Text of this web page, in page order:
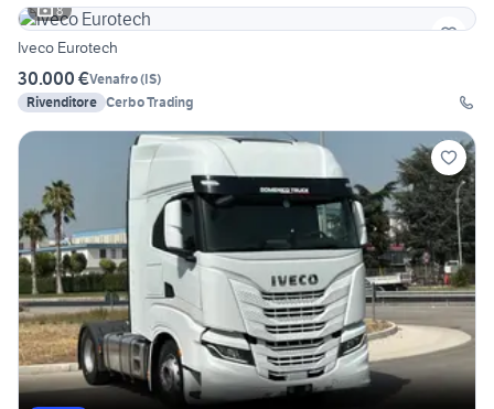
8
Iveco Eurotech
30.000 €Venafro(IS)
Rivenditore Cerbo Trading